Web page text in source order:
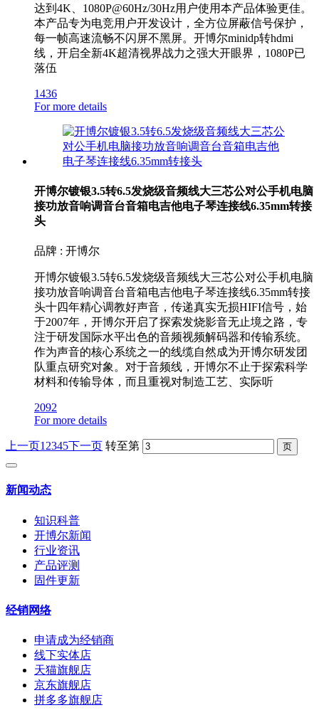
达到4K、1080P@60Hz/30Hz用户使用本产品体验更佳。
本产品专为电竞用户开发设计，全方位屏蔽信号保护，
每一帧高速流畅不闪屏不黑屏。开博尔minidp转hdmi
线，开启全新4K超清视界战力之强大开眼界，1080P已
落伍
1436
For more details
开博尔镀银3.5转6.5发烧级音频线大三芯公对公手机电脑
接功放音响调音台音箱电吉他电子琴连接线6.35mm转接
头
品牌 : 开博尔
开博尔镀银3.5转6.5发烧级音频线大三芯公对公手机电脑
接功放音响调音台音箱电吉他电子琴连接线6.35mm转接
头十四年精心调教好声音，传递真实无损HIFI信号，始
于2007年，开博尔开启了探索发烧影音无止境之路，专
注于研发国际水平出色的音频视频解码器和传输系统。
作为声音的核心系统之一的线缆自然成为开博尔研发团
队重点研究对象。对于音频线，开博尔不止于探索科学
材料和传输导体，而且重视对制造工艺、实际听
2092
For more details
上一页1 2345下一页 转至第
新闻动态
知识科普
开博尔新闻
行业资讯
产品评测
固件更新
经销网络
申请成为经销商
线下实体店
天猫旗舰店
京东旗舰店
拼多多旗舰店